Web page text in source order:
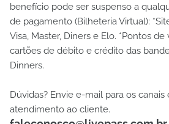
benefício pode ser suspenso a
de pagamento (Bilheteria Virtual):
Visa, Master, Diners e Elo. *Pontos
cartões de débito e crédito das
Dinners.
Dúvidas? Envie e-mail para os canais
atendimento ao cliente.